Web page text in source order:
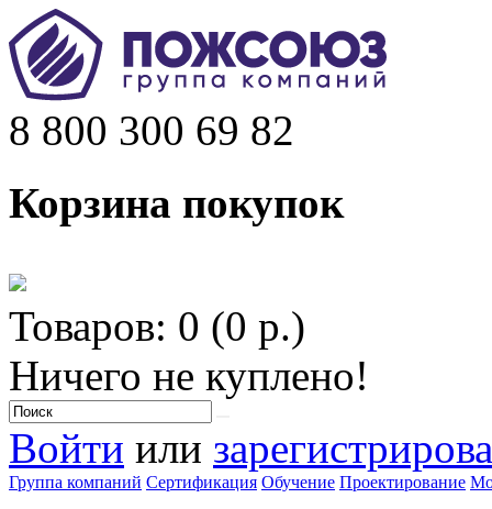
8 800 300 69 82
Корзина покупок
Товаров: 0 (0 р.)
Ничего не куплено!
Войти или
Группа компаний Сертификация Обучение Проектирование